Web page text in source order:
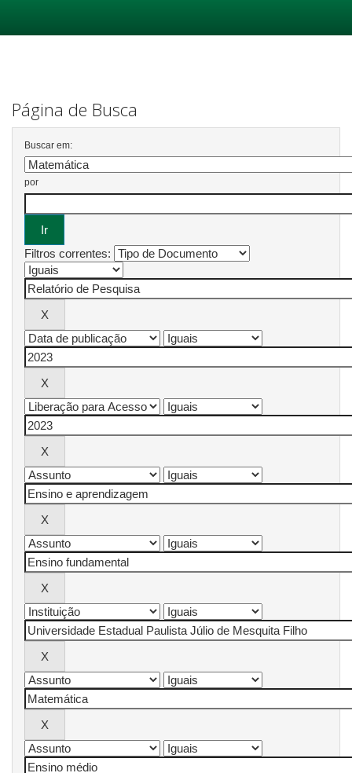
Página de Busca
Buscar em:
por
Filtros correntes: